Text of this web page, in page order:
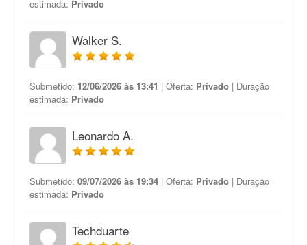
estimada: Privado
Walker S.
Submetido: 12/06/2026 às 13:41 | Oferta: Privado | Duração
estimada: Privado
Leonardo A.
Submetido: 09/07/2026 às 19:34 | Oferta: Privado | Duração
estimada: Privado
Techduarte